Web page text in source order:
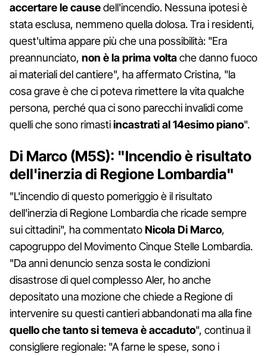
accertare le causedell'incendio. Nessuna ipotesi è
stata esclusa, nemmeno quella dolosa. Tra i residenti,
quest'ultima appare più che una possibilità: "Era
preannunciato, non è la prima voltache danno fuoco
ai materiali del cantiere", ha affermato Cristina, "la
cosa grave è che ci poteva rimettere la vita qualche
persona, perché qua ci sono parecchi invalidi come
quelli che sono rimastiincastrati al 14esimo piano".
Di Marco (M5S): "Incendio è risultato
dell'inerzia di Regione Lombardia"
"L'incendio di questo pomeriggio è il risultato
dell'inerzia di Regione Lombardia che ricade sempre
sui cittadini", ha commentatoNicola Di Marco,
capogruppo del Movimento Cinque Stelle Lombardia.
"Da anni denuncio senza sosta le condizioni
disastrose di quel complesso Aler, ho anche
depositato una mozione che chiede a Regione di
intervenire su questi cantieri abbandonati ma alla fine
quello che tanto si temeva è accaduto", continua il
consigliere regionale: "A farne le spese, sono i